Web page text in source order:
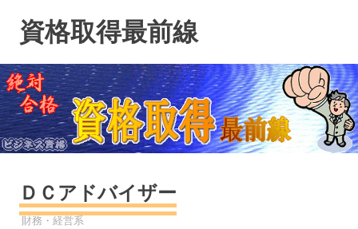
ン
ツ
へ
ス
キ
資格取得最前線
ＤＣアドバイザー
資格
財務・経営系